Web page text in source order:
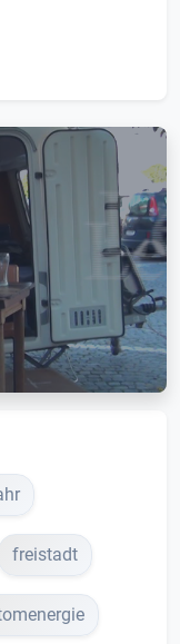
freistadt